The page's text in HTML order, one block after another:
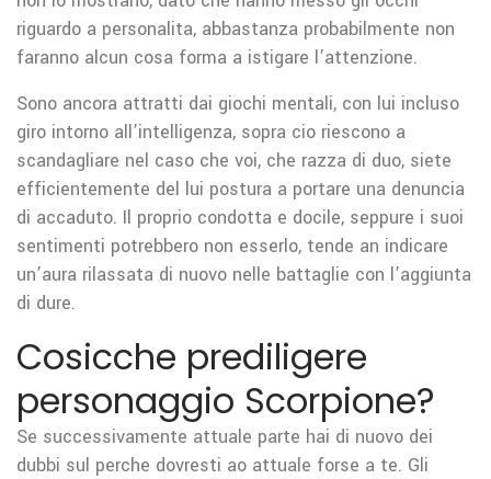
riguardo a personalita, abbastanza probabilmente non
faranno alcun cosa forma a istigare l’attenzione.
Sono ancora attratti dai giochi mentali, con lui incluso
giro intorno all’intelligenza, sopra cio riescono a
scandagliare nel caso che voi, che razza di duo, siete
efficientemente del lui postura a portare una denuncia
di accaduto. Il proprio condotta e docile, seppure i suoi
sentimenti potrebbero non esserlo, tende an indicare
un’aura rilassata di nuovo nelle battaglie con l’aggiunta
di dure.
Cosicche prediligere
personaggio Scorpione?
Se successivamente attuale parte hai di nuovo dei
dubbi sul perche dovresti ao attuale forse a te. Gli